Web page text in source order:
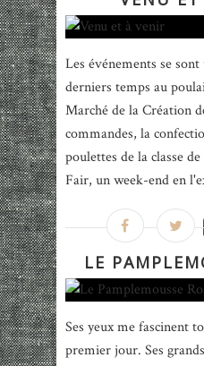
Les événements se sont
derniers temps au
Marché de la Création
commandes, la
poulettes de la classe
Fair, un week-end en
LE
Ses yeux me fascinent
premier jour. Ses